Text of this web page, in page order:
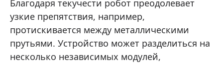
Благодаря текучести робот преодолевает
узкие препятствия, например,
протискивается между металлическими
прутьями. Устройство может разделиться на
несколько независимых модулей,